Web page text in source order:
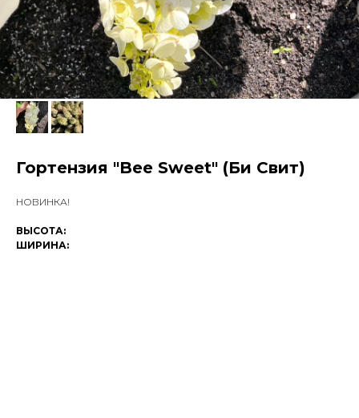
Гортензия "Bee Sweet" (Би Свит)
НОВИНКА!
ВЫСОТА:
ШИРИНА: